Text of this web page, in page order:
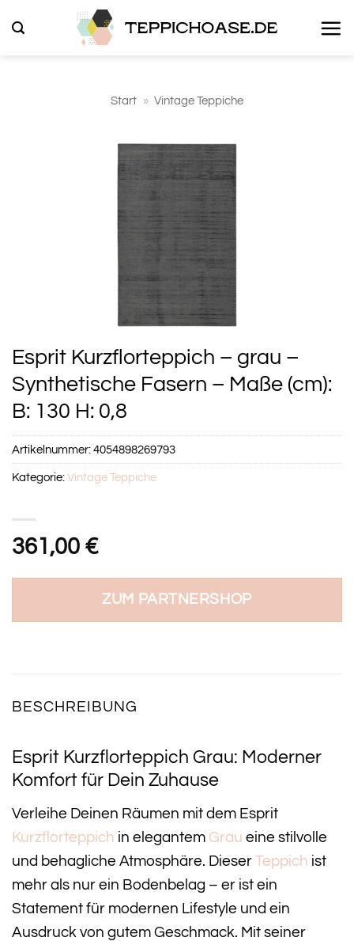
Inhalt
Start » Vintage Teppiche
Esprit Kurzflorteppich – grau –
Synthetische Fasern – Maße (cm):
B: 130 H: 0,8
361,00 €
ZUM PARTNERSHOP
Artikelnummer:4054898269793
Kategorie:Vintage Teppiche
BESCHREIBUNG
Esprit Kurzflorteppich Grau: Moderner
Komfort für Dein Zuhause
Verleihe Deinen Räumen mit dem Esprit
Kurzflorteppich in elegantem Grau eine stilvolle
und behagliche Atmosphäre. Dieser Teppich ist
mehr als nur ein Bodenbelag – er ist ein
Statement für modernen Lifestyle und ein
Ausdruck von gutem Geschmack. Mit seiner